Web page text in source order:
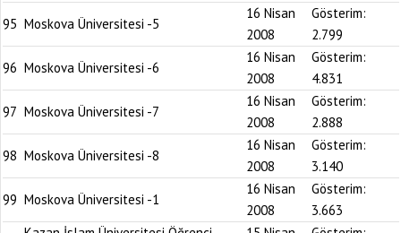
95 Moskova Üniversitesi -5
16 Nisan
2008
Gösterim:
2.799
96 Moskova Üniversitesi -6
16 Nisan
2008
Gösterim:
4.831
97 Moskova Üniversitesi -7
16 Nisan
2008
Gösterim:
2.888
98 Moskova Üniversitesi -8
16 Nisan
2008
Gösterim:
3.140
99 Moskova Üniversitesi -1
16 Nisan
2008
Gösterim:
3.663